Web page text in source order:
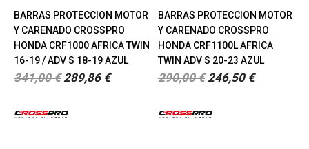
BARRAS PROTECCION MOTOR
Y CARENADO CROSSPRO
HONDA CRF1000 AFRICA TWIN
16-19 / ADV S 18-19 AZUL
341,00 € 289,86 €
BARRAS PROTECCION MOTOR
Y CARENADO CROSSPRO
HONDA CRF1100L AFRICA
TWIN ADV S 20-23 AZUL
290,00 € 246,50 €